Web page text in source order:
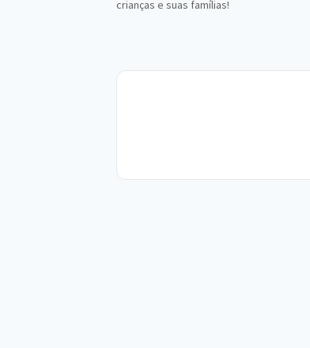
crianças e suas famílias!